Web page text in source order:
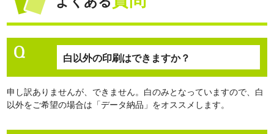
白以外の印刷はできますか？
申し訳ありませんが、できません。白のみとなっていますので、白
以外をご希望の場合は「データ納品」をオススメします。